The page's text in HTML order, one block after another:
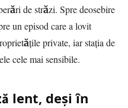
de străzi. Spre deosebire
un episod care a lovit
private, iar stația de
cele mai sensibile.
lent, deși în